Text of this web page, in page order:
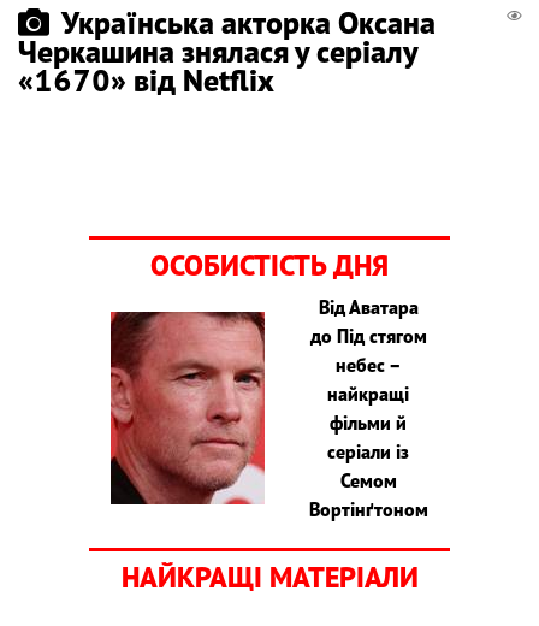
Українська акторка Оксана
Черкашина знялася у серіалу
«1670» від Netflix
ОСОБИСТІСТЬ ДНЯ
Від Аватара
до Під стягом
небес –
найкращі
фільми й
серіали із
Семом
Вортінґтоном
НАЙКРАЩІ МАТЕРІАЛИ